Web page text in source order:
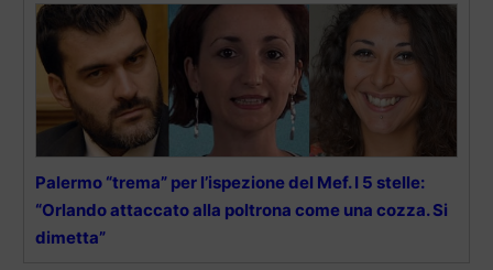
Palermo “trema” per l’ispezione del Mef. I 5 stelle:
“Orlando attaccato alla poltrona come una cozza. Si
dimetta”